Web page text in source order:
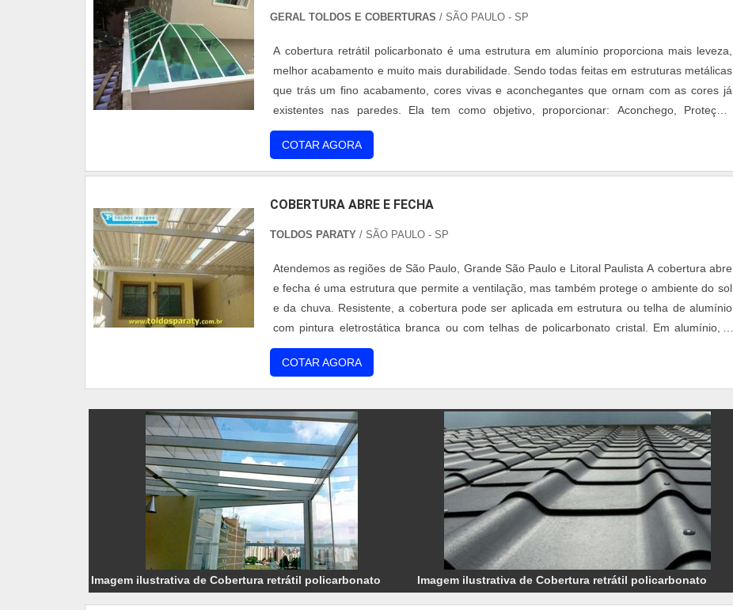
GERAL TOLDOS E COBERTURAS / SÃO PAULO - SP
A cobertura retrátil policarbonato é uma estrutura em alumínio proporciona mais leveza,
melhor acabamento e muito mais durabilidade. Sendo todas feitas em estruturas metálicas
que trás um fino acabamento, cores vivas e aconchegantes que ornam com as cores já
existentes nas paredes. Ela tem como objetivo, proporcionar: Aconchego, Proteção,
Beleza, Praticidade, Durabilidade. Os benefícios no uso desta estrutura A cobertura de
policarbona...
COTAR AGORA
COBERTURA ABRE E FECHA
TOLDOS PARATY / SÃO PAULO - SP
Atendemos as regiões de São Paulo, Grande São Paulo e Litoral Paulista A cobertura abre
e fecha é uma estrutura que permite a ventilação, mas também protege o ambiente do sol
e da chuva. Resistente, a cobertura pode ser aplicada em estrutura ou telha de alumínio
com pintura eletrostática branca ou com telhas de policarbonato cristal. Em alumínio, o
produto bloqueia a luz do sol e mantém a temperatura do local aprazível. A cobertura em
p...
COTAR AGORA
Imagem ilustrativa de Cobertura retrátil policarbonato Imagem ilustrativa de Cobertura retrátil policarbonato